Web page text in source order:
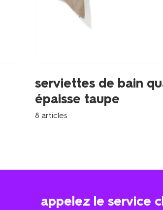
serviettes de bain
épaisse taupe
8 articles
appelez le service